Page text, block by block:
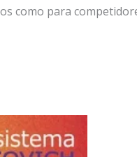
como para